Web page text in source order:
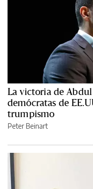
La victoria de Abdul
demócratas de
trumpismo
Peter Beinart